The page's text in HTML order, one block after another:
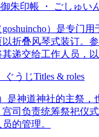
御朱印帳 ・ ごしゅい
）是专门
折叠风琴式装订。
递交给工作人员，以
ぐうじTitles & roles
是神道神社的主祭，
司负责统筹祭祀仪
的管理。